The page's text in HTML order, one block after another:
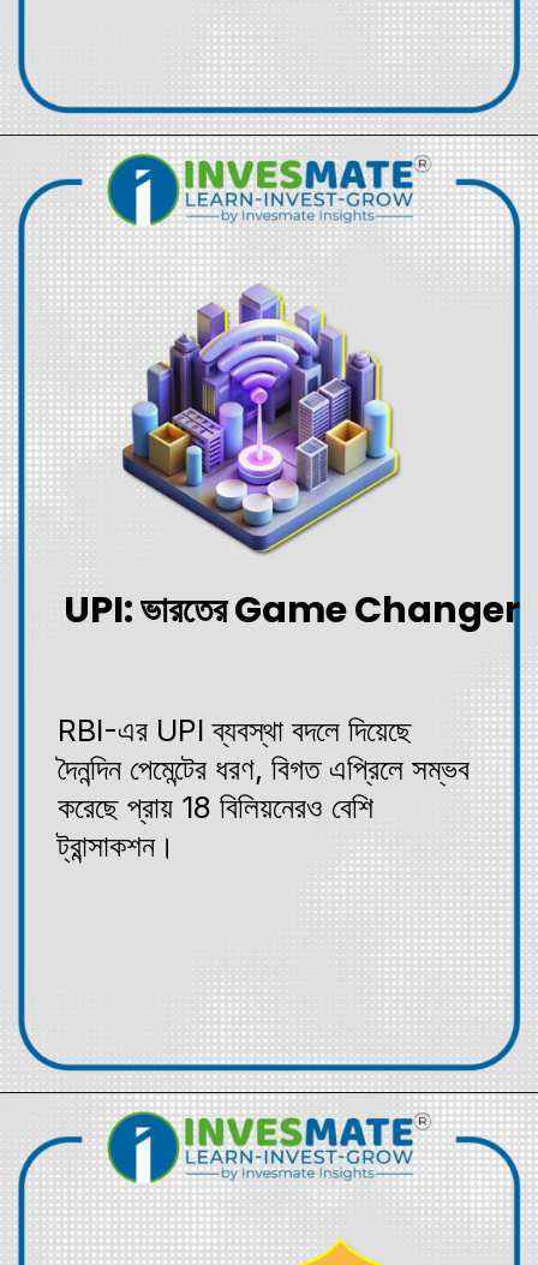
UPI: ভারতের Game Changer
RBI-এর UPI ব্যবস্থা বদলে দিয়েছে
দৈনন্দিন পেমেন্টের ধরণ, বিগত এপ্রিলে সম্ভব
করেছে প্রায় 18 বিলিয়নেরও বেশি
ট্রান্সাকশন।